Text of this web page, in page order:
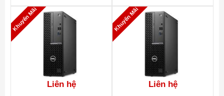
Khuyến Mãi
Liên hệ
Khuyến Mãi
Liên hệ